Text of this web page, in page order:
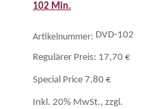
102 Min.
Artikelnummer: DVD-102
Regulärer Preis: 17,70 €
Special Price 7,80 €
Inkl. 20% MwSt., zzgl.